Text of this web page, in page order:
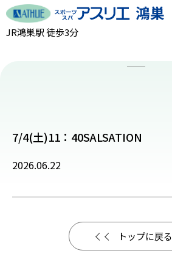
JR鴻巣駅 徒歩3分
7/4(土)11：40SALSATION
2026.06.22
トップに戻る